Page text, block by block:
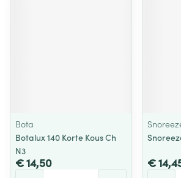
Bota
Botalux 140 Korte Kous Ch
N3
€ 14,50 €